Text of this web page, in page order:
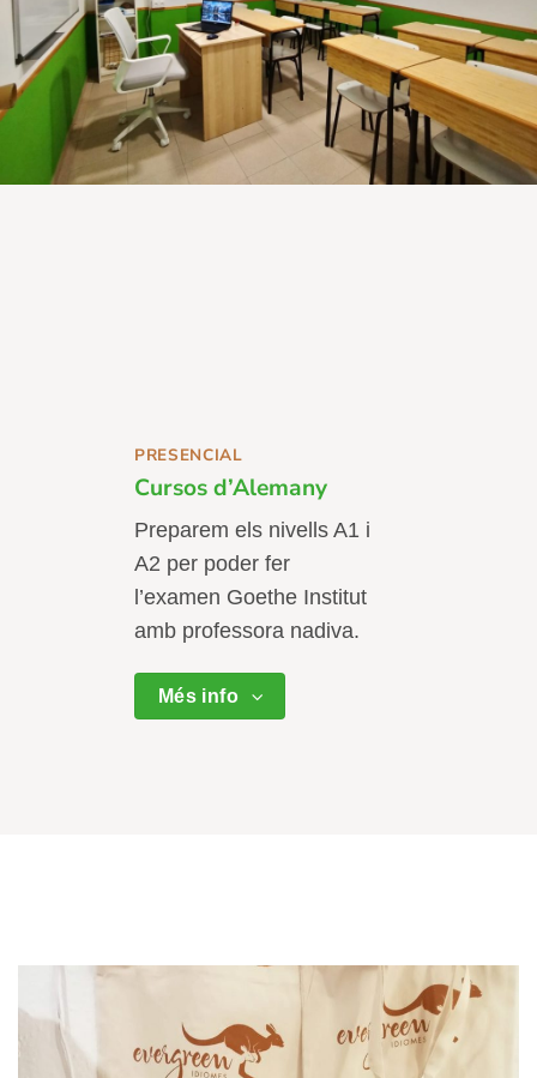
PRESENCIAL
Cursos d’Alemany
Preparem els nivells A1 i
A2 per poder fer
l’examen Goethe Institut
amb professora nadiva.
Més info